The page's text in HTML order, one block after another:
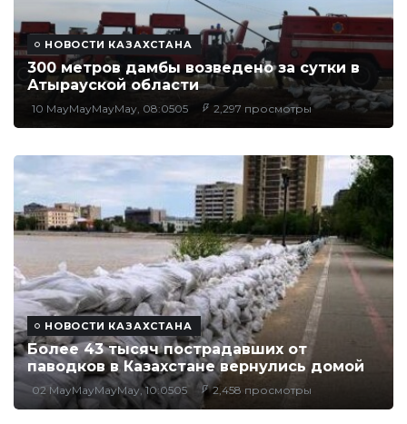
НОВОСТИ КАЗАХСТАНА
300 метров дамбы возведено за сутки в
Атырауской области
10 MayMayMayMay, 08:0505 2,297 просмотры
НОВОСТИ КАЗАХСТАНА
Более 43 тысяч пострадавших от
паводков в Казахстане вернулись домой
02 MayMayMayMay, 10:0505 2,458 просмотры